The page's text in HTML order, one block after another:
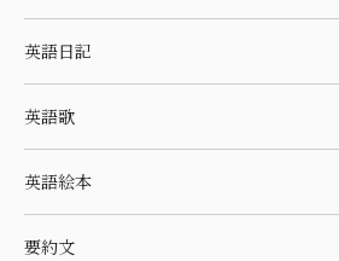
英語日記
英語歌
英語絵本
要約文